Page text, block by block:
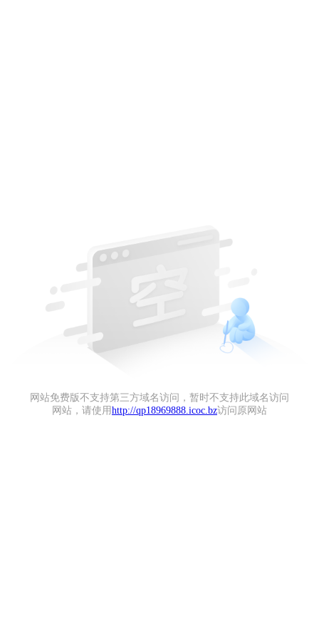
网站免费版不支持第三方域名访问，暂时不支持此域名访问
网站，请使用 http://qp18969888.icoc.bz访问原网站